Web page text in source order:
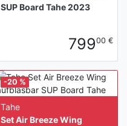
SUP Board Tahe 2023
79900 €
Tahe
Set Air Breeze Wing
-20 %